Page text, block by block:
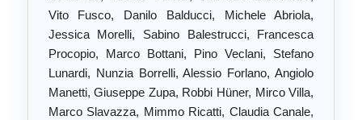
Vito Fusco, Danilo Balducci, Michele Abriola,
Jessica Morelli, Sabino Balestrucci, Francesca
Procopio, Marco Bottani, Pino Veclani, Stefano
Lunardi, Nunzia Borrelli, Alessio Forlano, Angiolo
Manetti, Giuseppe Zupa, Robbi Hüner, Mirco Villa,
Marco Slavazza, Mimmo Ricatti, Claudia Canale,